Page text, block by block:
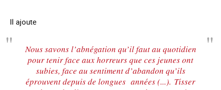
Il ajoute
Nous savons l’abnégation qu’il faut au quotidien
pour tenir face aux horreurs que ces jeunes ont
subies, face au sentiment d’abandon qu’ils
éprouvent depuis de longues années (...). Tisser